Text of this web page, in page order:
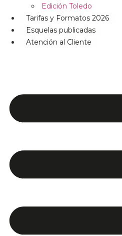
Edición Toledo
Tarifas y Formatos 2026
Esquelas publicadas
Atención al Cliente